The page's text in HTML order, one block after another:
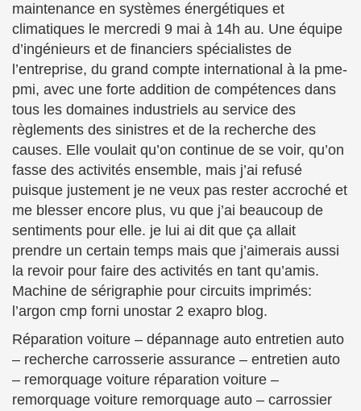
maintenance en systèmes énergétiques et
climatiques le mercredi 9 mai à 14h au. Une équipe
d’ingénieurs et de financiers spécialistes de
l’entreprise, du grand compte international à la pme-
pmi, avec une forte addition de compétences dans
tous les domaines industriels au service des
règlements des sinistres et de la recherche des
causes. Elle voulait qu’on continue de se voir, qu’on
fasse des activités ensemble, mais j’ai refusé
puisque justement je ne veux pas rester accroché et
me blesser encore plus, vu que j’ai beaucoup de
sentiments pour elle. je lui ai dit que ça allait
prendre un certain temps mais que j’aimerais aussi
la revoir pour faire des activités en tant qu’amis.
Machine de sérigraphie pour circuits imprimés:
l’argon cmp forni unostar 2 exapro blog.
Réparation voiture – dépannage auto entretien auto
– recherche carrosserie assurance – entretien auto
– remorquage voiture réparation voiture –
remorquage voiture remorquage auto – carrossier